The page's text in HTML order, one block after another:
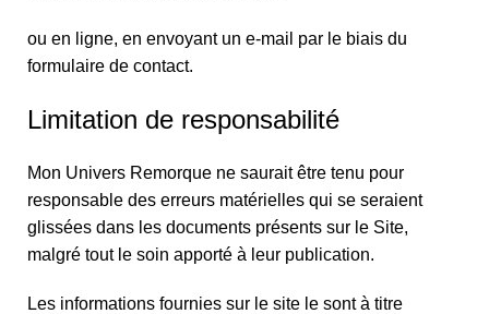
ou en ligne, en envoyant un e-mail par le biais du
formulaire de contact.
Limitation de responsabilité
Mon Univers Remorque ne saurait être tenu pour
responsable des erreurs matérielles qui se seraient
glissées dans les documents présents sur le Site,
malgré tout le soin apporté à leur publication.
Les informations fournies sur le site le sont à titre